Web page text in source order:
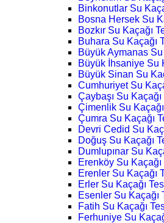
Binkonutlar Su
Bosna Hersek Su
Bozkır Su Kaçağı
Buhara Su Kaçağı
Büyük Aymanas
Büyük İhsaniye Su
Büyük Sinan Su
Cumhuriyet Su
Çaybaşı Su
Çimenlik Su
Çumra Su Kaçağı
Devri Cedid Su
Doğuş Su Kaçağı
Dumlupınar Su
Erenköy Su Kaçağı
Erenler Su Kaçağı
Erler Su Kaçağı
Esenler Su Kaçağı
Fatih Su Kaçağı
Ferhuniye Su